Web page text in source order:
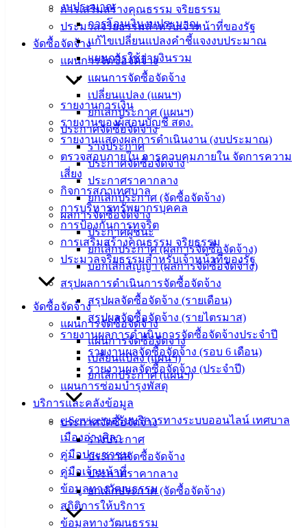
การเสริมสร้างคุณธรรม จริยธรรม
ประมวลจริยธรรมสำหรับเจ้าหน้าที่ของรัฐ
จัดซื้อจัดจ้าง
แผนการจัดซื้อจัดจ้าง
แผนการจัดซื้อจัดจ้าง
เปลี่ยนแปลง (แผนฯ)
ยกเลิกประกาศ (แผนฯ)
ประกาศจัดซื้อจัดจ้าง
ร่างประกาศ
ประกาศจัดซื้อจัดจ้าง
ประกาศราคากลาง
ยกเลิกประกาศ (จัดซื้อจัดจ้าง)
ผลการจัดซื้อจัดจ้าง
ประกาศผู้ชนะ
ยกเลิกประกาศ (ผลการจัดซื้อจัดจ้าง)
บอกเลิกสัญญา (ผลการจัดซื้อจัดจ้าง)
สรุปผลการดำเนินการจัดซื้อจัดจ้าง
สรุปผลจัดซื้อจัดจ้าง (รายเดือน)
สรุปผลจัดซื้อจัดจ้าง (รายไตรมาส)
รายงานผลการดำเนินการจัดซื้อจัดจ้างประจำปี
รายงานผลจัดซื้อจัดจ้าง (รอบ 6 เดือน)
รายงานผลจัดซื้อจัดจ้าง (ประจำปี)
แผนการซ่อมบำรุงพัสดุ
บริการและคลังข้อมูล
e-Service ขอรับบริการทางระบบออนไลน์ เทศบาล
เมืองอ่างศิลา
คู่มือประชาชน
คู่มือเจ้าหน้าที่
ข้อมูลทางวัฒนธรรม
สถิติการให้บริการ
ข้อมูลทางวัฒนธรรม
งบประมาณ
การโอนเงินงบประมาณ
แก้ไขเปลี่ยนแปลงคำชี้แจงงบประมาณ
แผนการใช้จ่ายงินรวม
รายงานการเงิน
รายงานของผู้สอบบัญชี สตง.
รายงานแสดงผลการดำเนินงาน (งบประมาณ)
ตรวจสอบภายใน การควบคุมภายใน จัดการความ
เสี่ยง
กิจการสภาเทศบาล
การบริหารทรัพยากรบุคคล
การป้องกันการทุจริต
การเสริมสร้างคุณธรรม จริยธรรม
ประมวลจริยธรรมสำหรับเจ้าหน้าที่ของรัฐ
จัดซื้อจัดจ้าง
แผนการจัดซื้อจัดจ้าง
แผนการจัดซื้อจัดจ้าง
เปลี่ยนแปลง (แผนฯ)
ยกเลิกประกาศ (แผนฯ)
ประกาศจัดซื้อจัดจ้าง
ร่างประกาศ
ประกาศจัดซื้อจัดจ้าง
ประกาศราคากลาง
ยกเลิกประกาศ (จัดซื้อจัดจ้าง)
สายตรง
นายก
ประวัติ
เทศบาล
ผู้บริหาร
และ
หัวหน้า
ส่วน
ราชการ
เทศบาล
สงวนลิขสิทธิ์ © 2563 เทศบาลเมืองอ่างศิลา จังหวัดชลบุรี |
angsilacity.go.th | Powered byBuuscript